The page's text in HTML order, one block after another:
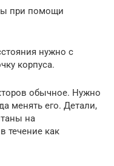
при помощи
нужно с
корпуса.
обычное. Нужно
менять его. Детали,
на
течение как